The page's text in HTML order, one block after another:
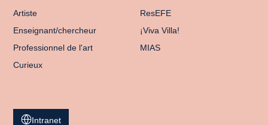
Artiste
Enseignant/chercheur
Professionnel de l'art
Curieux
ResEFE
¡Viva Villa!
MIAS
Intranet